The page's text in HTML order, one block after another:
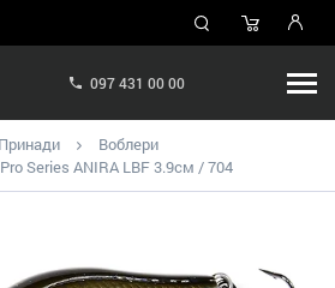
097 431 00 00
Принади
Воблери
Series ANIRA LBF 3.9см / 704